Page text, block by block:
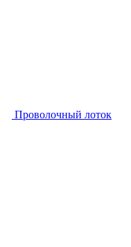
Проволочный лоток